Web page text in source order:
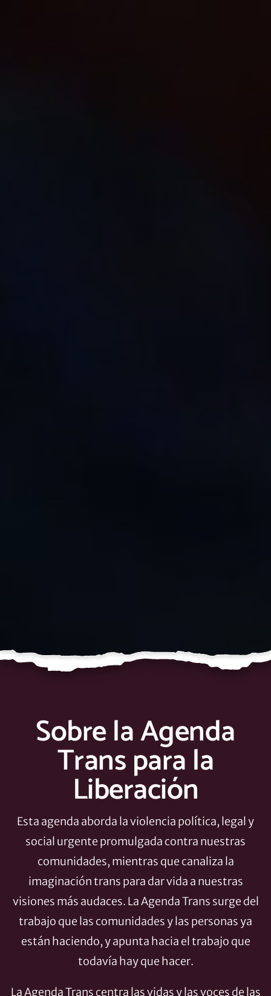
Sobre la Agenda
Trans para la
Liberación
Esta agenda aborda la violencia política, legal y
social urgente promulgada contra nuestras
comunidades, mientras que canaliza la
imaginación trans para dar vida a nuestras
visiones más audaces. La Agenda Trans surge del
trabajo que las comunidades y las personas ya
están haciendo, y apunta hacia el trabajo que
todavía hay que hacer.
La Agenda Trans centra las vidas y las voces de las